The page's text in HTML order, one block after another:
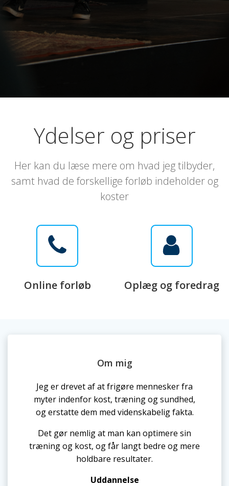
Ydelser og priser
Her kan du læse mere om hvad jeg tilbyder,
samt hvad de forskellige forløb indeholder og
koster
Online forløb Oplæg og foredrag
Om mig
Jeg er drevet af at frigøre mennesker fra
myter indenfor kost, træning og sundhed,
og erstatte dem med videnskabelig fakta.
Det gør nemlig at man kan optimere sin
træning og kost, og får langt bedre og mere
holdbare resultater.
Uddannelse